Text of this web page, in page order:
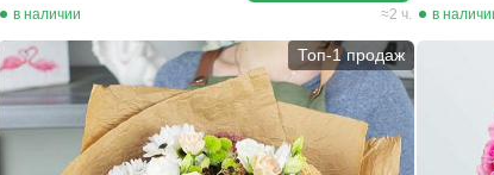
в наличии 2 ч. в
Топ-1 продаж